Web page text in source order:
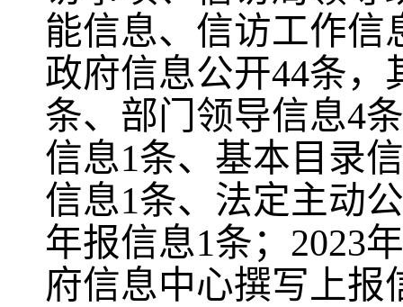
能信息、信访工作信
政府信息公开44条，
条、部门领导信息4
信息1条、基本目录
信息1条、法定主动
年报信息1条；2023
府信息中心撰写上报